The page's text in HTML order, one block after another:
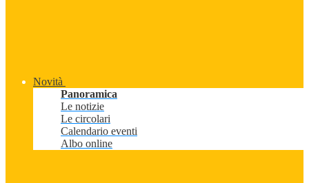
Novità
Panoramica
Le notizie
Le circolari
Calendario eventi
Albo online